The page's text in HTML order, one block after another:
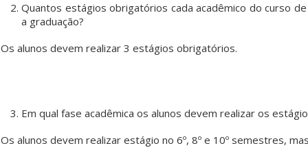
Quantos estágios obrigatórios cada acadêmico do curso
a graduação?
Os alunos devem realizar 3 estágios obrigatórios.
Em qual fase acadêmica os alunos devem realizar os
Os alunos devem realizar estágio no 6º, 8º e 10º semestres,